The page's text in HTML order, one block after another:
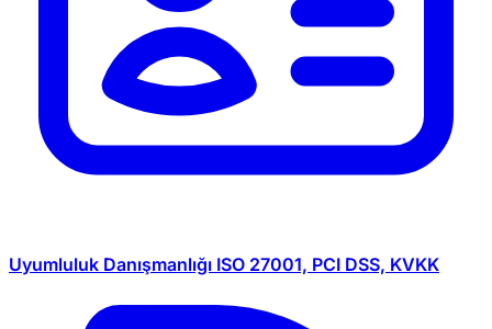
Uyumluluk Danışmanlığı ISO 27001, PCI DSS, KVKK